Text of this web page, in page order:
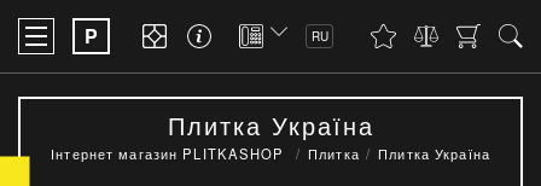
P RU
Плитка Україна
Інтернет магазин PLITKASHOP Плитка Плитка Україна